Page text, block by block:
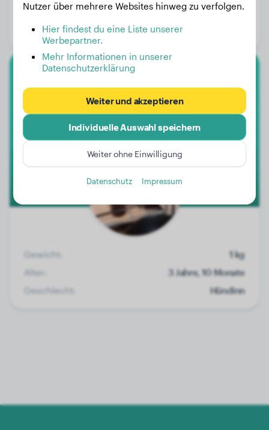
4 Jahre, 2 Monate
Geschlecht:
-
Gewicht:
1 kg
Alter:
3 Jahre, 10 Monate
Geschlecht:
Hündinn
Nutzer über mehrere Websites hinweg zu verfolgen.
Hier findest du eine Liste unserer
Werbepartner.
Mehr Informationen in unserer
Datenschutzerklärung
Weiter und akzeptieren
Individuelle Auswahl speichern
Weiter ohne Einwilligung
Datenschutz Impressum